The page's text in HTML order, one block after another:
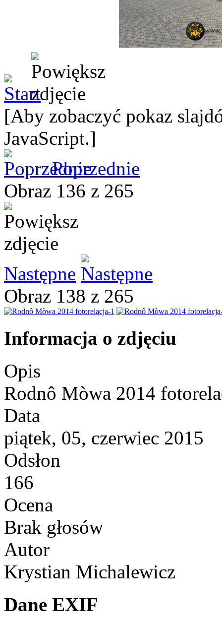
[Aby zobaczyć pokaz
JavaScript.]
Poprzednie
Obraz 136 z 265
Następne
Obraz 138 z 265
Informacja o zdjęciu
Opis
Rodnô Mòwa 2014
Data
piątek, 05, czerwiec 2015
Odsłon
166
Ocena
Brak głosów
Autor
Krystian Michalewicz
Dane EXIF